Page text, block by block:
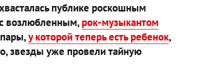
публике роскошным
возлюбленным,рок-музыкантом
у которой теперь есть ребенок,
звезды уже провели тайную